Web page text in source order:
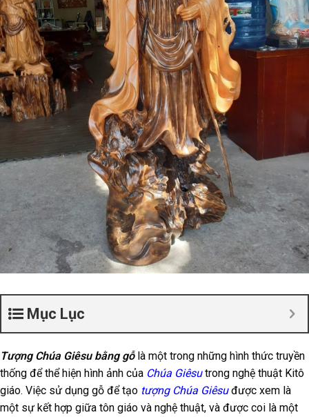
Mục Lục
Tượng Chúa Giêsu bằng gỗlà một trong những hình thức truyền
thống để thể hiện hình ảnh của Chúa Giêsutrong nghệ thuật Kitô
giáo. Việc sử dụng gỗ để tạo tượng Chúa Giêsuđược xem là
một sự kết hợp giữa tôn giáo và nghệ thuật, và được coi là một